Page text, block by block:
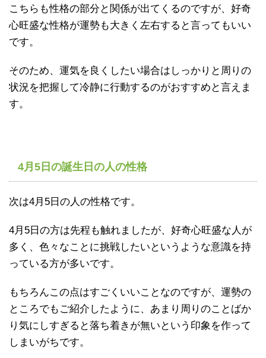
こちらも性格の部分と関係が出てくるのですが、好奇
心旺盛な性格が運勢も大きく左右すると言ってもいい
です。
そのため、運気を良くしたい場合はしっかりと周りの
状況を把握して冷静に行動するのがおすすめと言えま
す。
4月5日の誕生日の人の性格
次は4月5日の人の性格です。
4月5日の方は先程も触れましたが、好奇心旺盛な人が
多く、色々なことに挑戦したいというような意識を持
っている方が多いです。
もちろんこの点はすごくいいことなのですが、運勢の
ところでもご紹介したように、あまり周りのことばか
り気にしすぎると落ち着きが無いという印象を作って
しまいがちです。